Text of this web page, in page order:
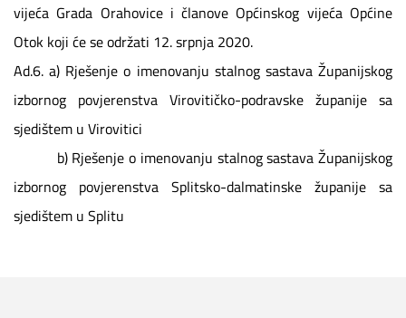
vijeća Grada Orahovice i članove Općinskog vijeća Općine
Otok koji će se održati 12. srpnja 2020.
Ad.6. a) Rješenje o imenovanju stalnog sastava Županijskog
izbornog povjerenstva Virovitičko-podravske županije sa
sjedištem u Virovitici
b) Rješenje o imenovanju stalnog sastava Županijskog
izbornog povjerenstva Splitsko-dalmatinske županije sa
sjedištem u Splitu